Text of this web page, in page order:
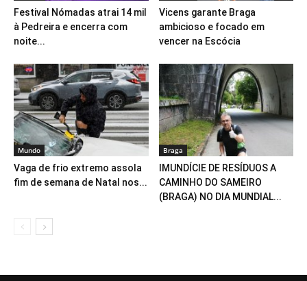
Festival Nómadas atrai 14 mil
à Pedreira e encerra com
noite...
Vicens garante Braga
ambicioso e focado em
vencer na Escócia
Mundo
Vaga de frio extremo assola
fim de semana de Natal nos...
Braga
IMUNDÍCIE DE RESÍDUOS A
CAMINHO DO SAMEIRO
(BRAGA) NO DIA MUNDIAL...